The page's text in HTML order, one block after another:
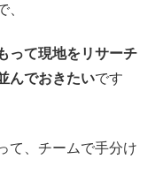
、
って現地をリサーチ
んでおきたいです
て、チームで手分け